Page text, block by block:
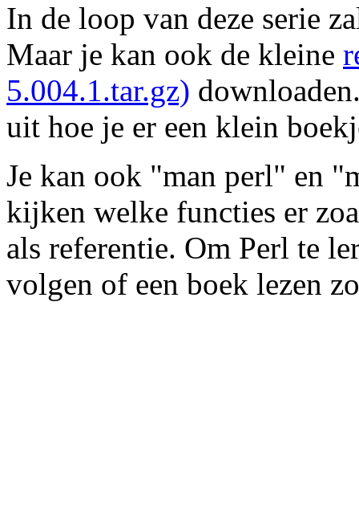
In de loop van deze serie
Maar je kan ook de kleine
5.004.1.tar.gz)
uit hoe je er een klein
Je kan ook "man perl" en
kijken welke functies er
als referentie. Om Perl te
volgen of een boek lezen